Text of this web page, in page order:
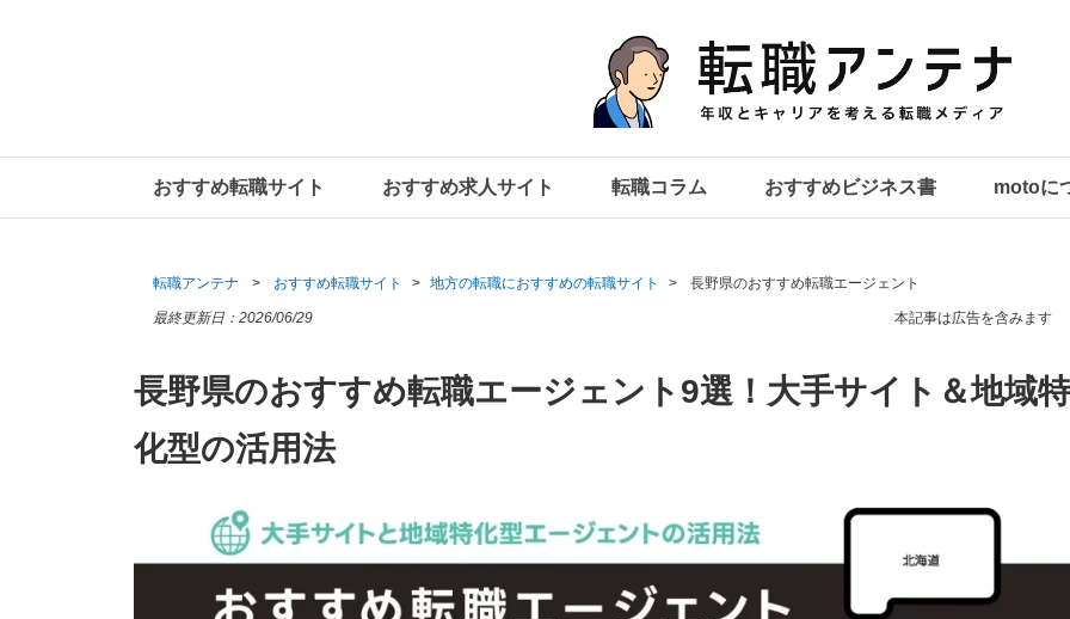
おすすめ転職サイト おすすめ求人サイト 転職コラム おすすめビジネス書 motoに
転職アンテナ おすすめ転職サイト 地方の転職におすすめの転職サイト 長野県のおすすめ転職エージェント
本記事は広告を含みます
最終更新日： 2026/06/29
長野県のおすすめ転職エージェント9選！大手サイト＆地域特
化型の活用法